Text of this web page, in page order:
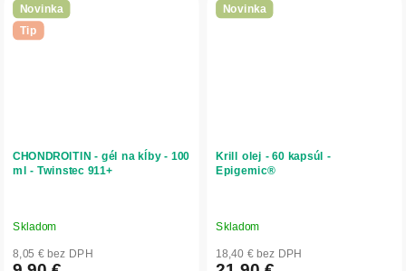
Novinka
Tip
CHONDROITIN - gél na kĺby - 100
ml - Twinstec 911+
Skladom
8,05 € bez DPH
Novinka
Krill olej - 60 kapsúl -
Epigemic®
Skladom
18,40 € bez DPH